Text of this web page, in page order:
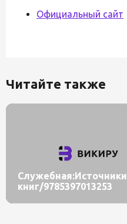
Официальный сайт
Читайте также
Служебная:Источники
книг/9785397013253